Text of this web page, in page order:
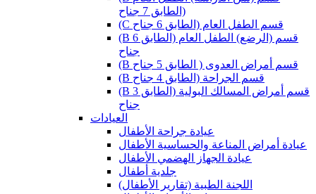
(الطابق 7 جناح
(C قسم الطفل العام (الطابق 6 جناح
(B قسم (الرضع) الطفل العام (الطابق 6
جناح
(B قسم أمراض العدوى ( الطابق 5 جناح
(B قسم الجراحة (الطابق 4 جناح
(B قسم أمراض المسالك البولية (الطابق 3
جناح
العيادات
عيادة جراحة الأطفال
عيادة أمراض المناعة والحساسية الأطفال
عيادة الجهاز الهضمي الأطفال
جلدية أطفال
(اللجنة الطبية (تقارير الأطفال